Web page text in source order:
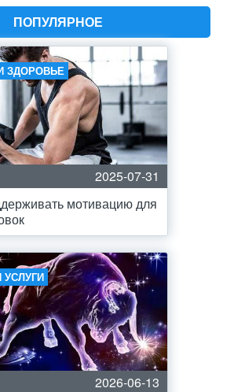
ПОПУЛЯРНОЕ
ЗДОРОВЬЕ
2025-07-31
мотивацию для
2026-06-13